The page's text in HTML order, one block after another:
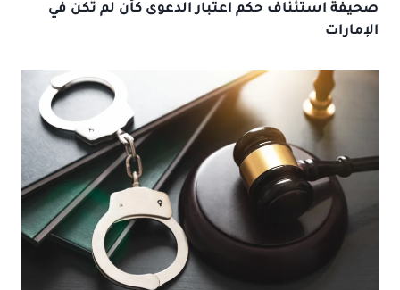
صحيفة استئناف حكم اعتبار الدعوى كأن لم تكن في
الإمارات